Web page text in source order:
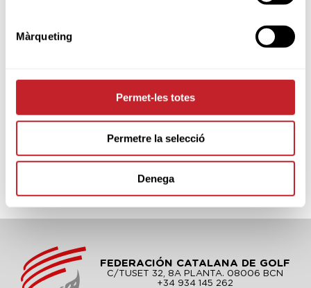
Màrqueting
Permet-les totes
Permetre la selecció
Denega
FEDERACIÓN CATALANA DE GOLF
C/TUSET 32, 8A PLANTA. 08006 BCN
+34 934 145 262